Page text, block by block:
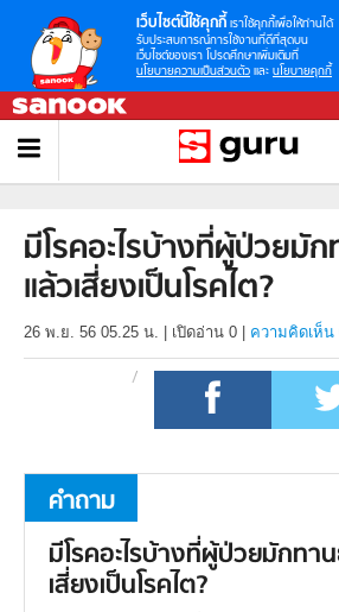
เว็บไซต์นี้ใช้คุกกี้ เราใช้คุกกี้เพื่อให้ท่านได้
รับประสบการณ์การใช้งานที่ดีที่สุดบน
เว็บไซต์ของเรา โปรดศึกษาเพิ่มเติมที่
นโยบายความเป็นส่วนตัว และ นโยบายคุกกี้
มีโรคอะไรบ้างที่ผู้ป่วยมั
แล้วเสี่ยงเป็นโรคไต?
26 พ.ย. 56 05.25 น. เปิดอ่าน 0 ความคิดเห็น
คำถาม
มีโรคอะไรบ้างที่ผู้ป่วยมักทา
เสี่ยงเป็นโรคไต?